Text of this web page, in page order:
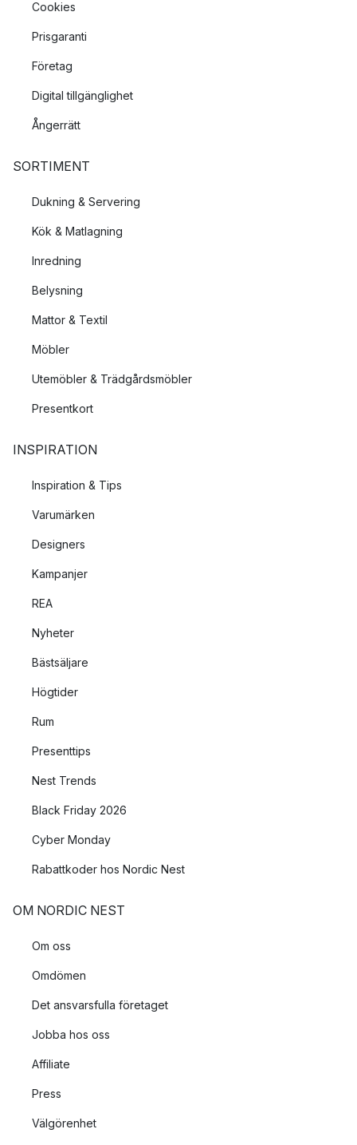
Cookies
Prisgaranti
Företag
Digital tillgänglighet
Ångerrätt
SORTIMENT
Dukning & Servering
Kök & Matlagning
Inredning
Belysning
Mattor & Textil
Möbler
Utemöbler & Trädgårdsmöbler
Presentkort
INSPIRATION
Inspiration & Tips
Varumärken
Designers
Kampanjer
REA
Nyheter
Bästsäljare
Högtider
Rum
Presenttips
Nest Trends
Black Friday 2026
Cyber Monday
Rabattkoder hos Nordic Nest
OM NORDIC NEST
Om oss
Omdömen
Det ansvarsfulla företaget
Jobba hos oss
Affiliate
Press
Välgörenhet